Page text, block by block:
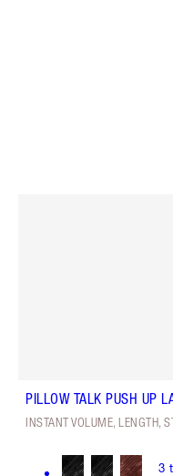
PILLOW TALK PUSH UP
INSTANT VOLUME, LENGTH,
3